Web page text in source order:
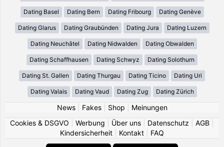
Dating Basel Dating Bern Dating Fribourg Dating Genève
Dating Glarus Dating Graubünden Dating Jura Dating Luzern
Dating Neuchâtel Dating Nidwalden Dating Obwalden
Dating Schaffhausen Dating Schwyz Dating Solothurn
Dating St. Gallen Dating Thurgau Dating Ticino Dating Uri
Dating Valais Dating Vaud Dating Zug Dating Zürich
News| Fakes| Shop
Meinungen
Cookies & DSGVO
Werbung Über uns Datenschutz AGB
Kindersicherheit
Kontakt FAQ